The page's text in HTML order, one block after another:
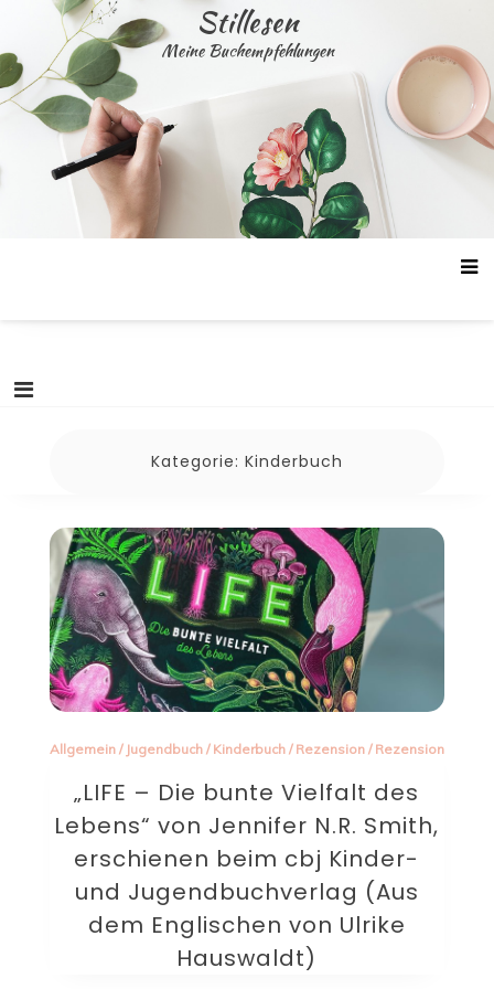
content
Stillesen
Meine Buchempfehlungen
Kategorie: Kinderbuch
Allgemein/ Jugendbuch/ Kinderbuch/ Rezension/ Rezension
„LIFE – Die bunte Vielfalt des
Lebens“ von Jennifer N.R. Smith,
erschienen beim cbj Kinder-
und Jugendbuchverlag (Aus
dem Englischen von Ulrike
Hauswaldt)